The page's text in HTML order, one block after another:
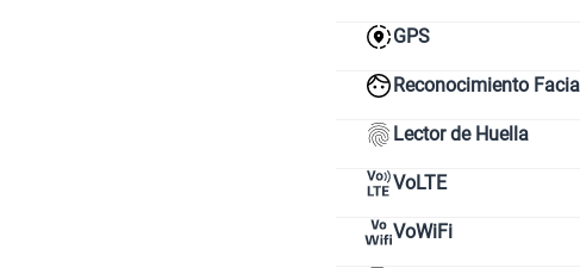
GPS
Reconocimiento
Lector de Huella
VoLTE
VoWiFi